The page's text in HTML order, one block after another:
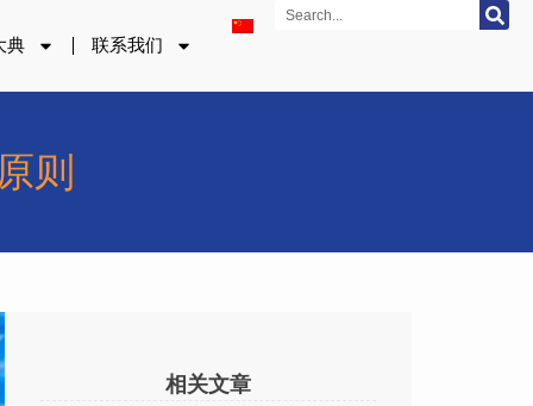
典 联系我们
Search
则
相关文章